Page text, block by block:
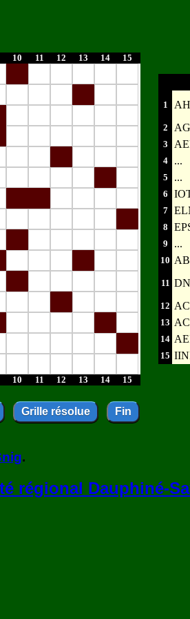
10 11 12 13 14
15
10 11 12 13 14 15
1
2
3
4 ...
5 ...
6
7
8
9 ...
10
11
12
13
14
15
.
régional Dauphiné-